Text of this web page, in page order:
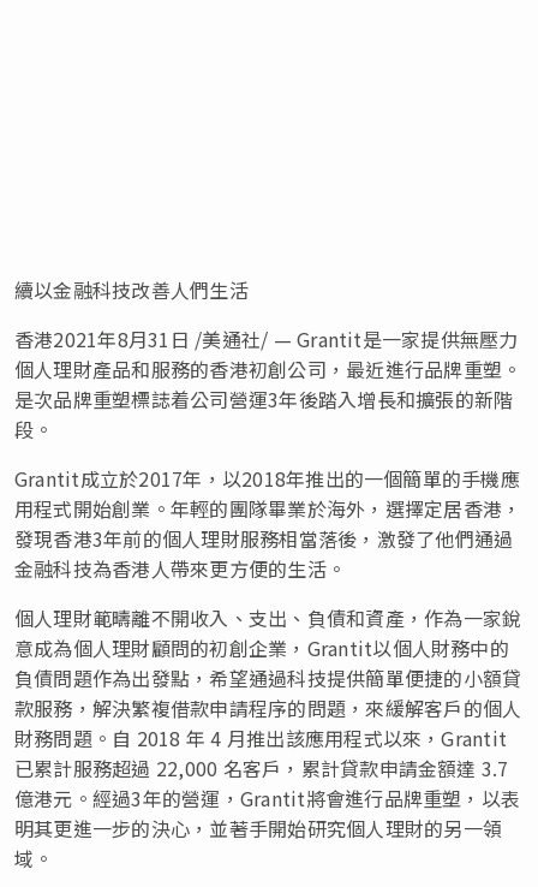
續以金融科技改善人們生活
香港2021年8月31日 /美通社/ — Grantit是一家提供無壓力
個人理財產品和服務的香港初創公司，最近進行品牌重塑。
是次品牌重塑標誌着公司營運3年後踏入增長和擴張的新階
段。
Grantit成立於2017年，以2018年推出的一個簡單的手機應
用程式開始創業。年輕的團隊畢業於海外，選擇定居香港，
發現香港3年前的個人理財服務相當落後，激發了他們通過
金融科技為香港人帶來更方便的生活。
個人理財範疇離不開收入、支出、負債和資產，作為一家銳
意成為個人理財顧問的初創企業，Grantit以個人財務中的
負債問題作為出發點，希望通過科技提供簡單便捷的小額貸
款服務，解決繁複借款申請程序的問題，來緩解客戶的個人
財務問題。自 2018 年 4 月推出該應用程式以來，Grantit
已累計服務超過 22,000 名客戶，累計貸款申請金額達 3.7
億港元。經過3年的營運，Grantit將會進行品牌重塑，以表
明其更進一步的決心，並著手開始研究個人理財的另一領
域。